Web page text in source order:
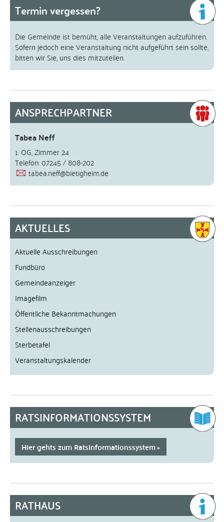
Termin vergessen?
Die Gemeinde ist bemüht, alle Veranstaltungen aufzuführen.
Sofern jedoch eine Veranstaltung nicht aufgeführt sein sollte,
bitten wir Sie, uns dies mitzuteilen.
ANSPRECHPARTNER
Tabea Neff
1. OG, Zimmer 24
Telefon: 07245 / 808-202
tabea.neff@bietigheim.de
AKTUELLES
Aktuelle Ausschreibungen
Fundbüro
Gemeindeanzeiger
Imagefilm
Öffentliche Bekanntmachungen
Stellenausschreibungen
Sterbetafel
Veranstaltungskalender
RATSINFORMATIONSSYSTEM
Hier gehts zum Ratsinformationssystem
RATHAUS